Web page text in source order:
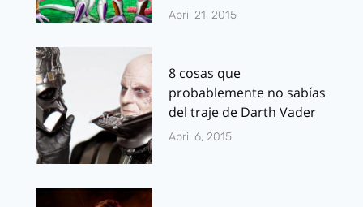
Abril 21, 2015
8 cosas que
probablemente no sabías
del traje de Darth Vader
Abril 6, 2015